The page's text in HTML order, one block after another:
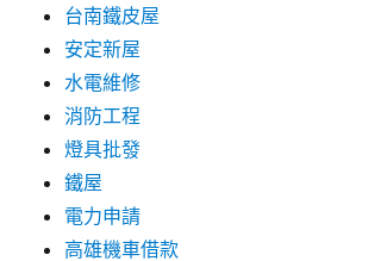
台南鐵皮屋
安定新屋
水電維修
消防工程
燈具批發
鐵屋
電力申請
高雄機車借款